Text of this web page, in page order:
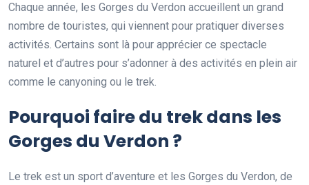
Chaque année, les Gorges du Verdon accueillent un grand
nombre de touristes, qui viennent pour pratiquer diverses
activités. Certains sont là pour apprécier ce spectacle
naturel et d’autres pour s’adonner à des activités en plein air
comme le canyoning ou le trek.
Pourquoi faire du trek dans les
Gorges du Verdon ?
Le trek est un sport d’aventure et les Gorges du Verdon, de